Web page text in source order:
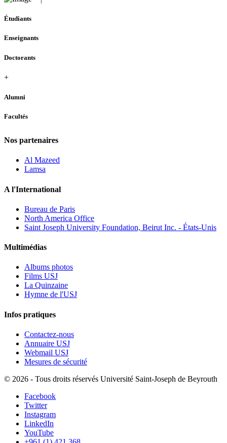
Étudiants
Enseignants
Doctorants
+
Alumni
Facultés
Nos partenaires
Al Mazeed
Lamsa
A l'International
Bureau de Paris
North America Office
Saint Joseph University Foundation, Beirut Inc. - États-Unis
Multimédias
Albums photos
Films USJ
La Quinzaine
Hymne de l'USJ
Infos pratiques
Contactez-nous
Annuaire USJ
Webmail USJ
Mesures de sécurité
© 2026 - Tous droits réservés Université Saint-Joseph de Beyrouth
Facebook
Twitter
Instagram
LinkedIn
YouTube